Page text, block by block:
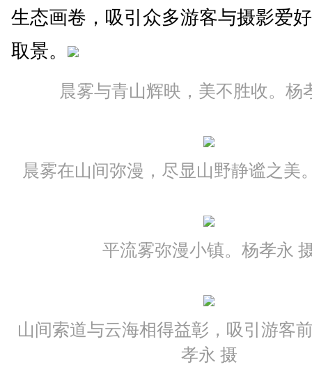
生态画卷，吸引众多游客与摄影爱
取景。
晨雾与青山辉映，美不胜收。杨
晨雾在山间弥漫，尽显山野静谧之美
平流雾弥漫小镇。杨孝永
山间索道与云海相得益彰，吸引游客
孝永 摄